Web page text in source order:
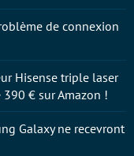
de connexion
Hisense triple laser
390 € sur Amazon !
Galaxy ne recevront